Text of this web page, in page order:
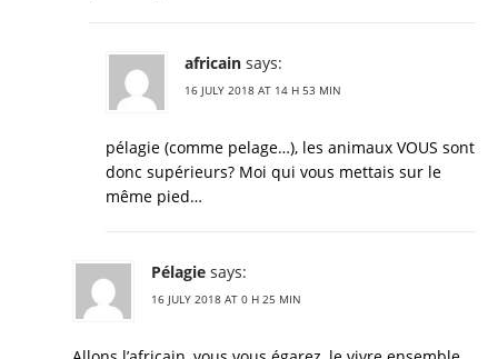
africain says:
16 JULY 2018 AT 14 H 53 MIN
pélagie (comme pelage…), les animaux VOUS sont
donc supérieurs? Moi qui vous mettais sur le
même pied…
Pélagie says:
16 JULY 2018 AT 0 H 25 MIN